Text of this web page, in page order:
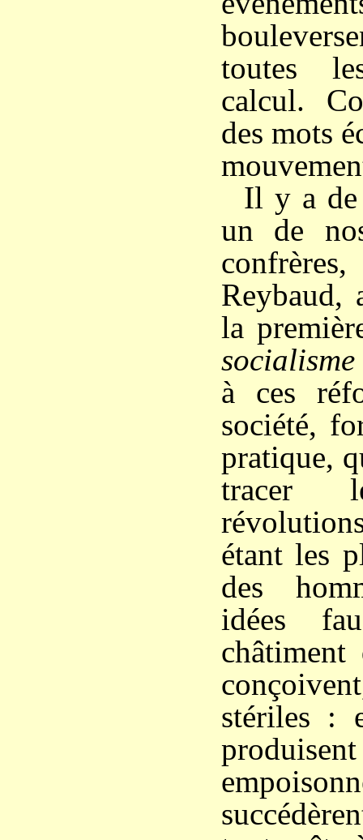
toutes
calcul.
des mots
Il y a de
un de
Reybaud,
la
socialisme
à ces
société,
pratique,
tracer
étant les
des
idées
stériles :